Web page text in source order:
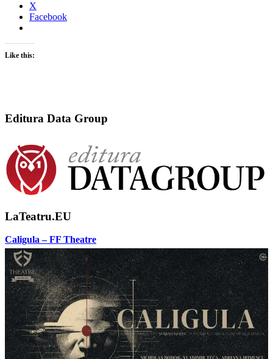
X
Facebook
Like this:
Editura Data Group
LaTeatru.EU
Caligula – FF Theatre